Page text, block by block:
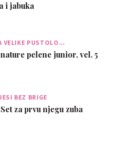
i jabuka
VELIKE PUSTOLO…
pelene junior, vel. 5
BEZ BRIGE
za prvu njegu zuba